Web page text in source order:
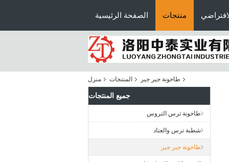
الصفحة الرئيسية منتجات
منزل المنتجات طاحونة جير جير
جميع المنتجات
طاحونة ترس التروس
شطبة ترس والعتاد
طاحونة جير جير